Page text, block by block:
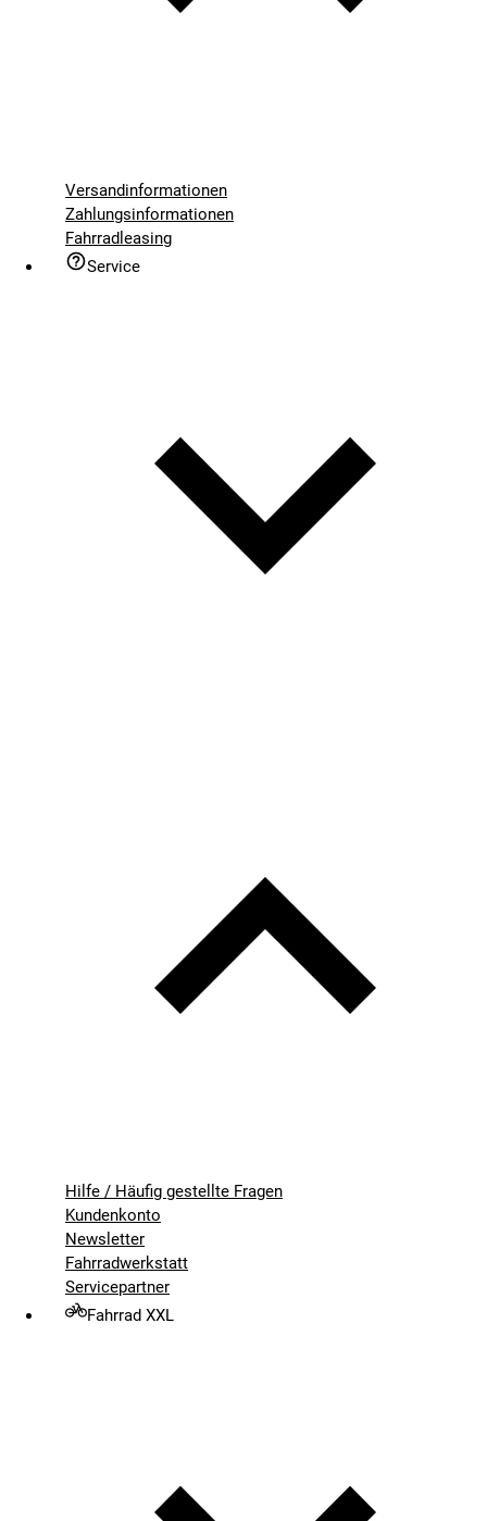
Versandinformationen
Zahlungsinformationen
Fahrradleasing
Service
Hilfe / Häufig gestellte Fragen
Kundenkonto
Newsletter
Fahrradwerkstatt
Servicepartner
Fahrrad XXL